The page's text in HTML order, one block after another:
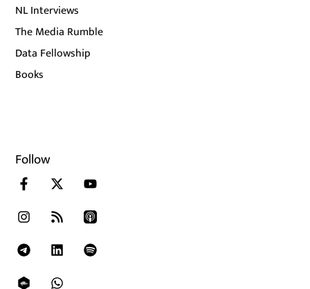
NL Interviews
The Media Rumble
Data Fellowship
Books
Follow